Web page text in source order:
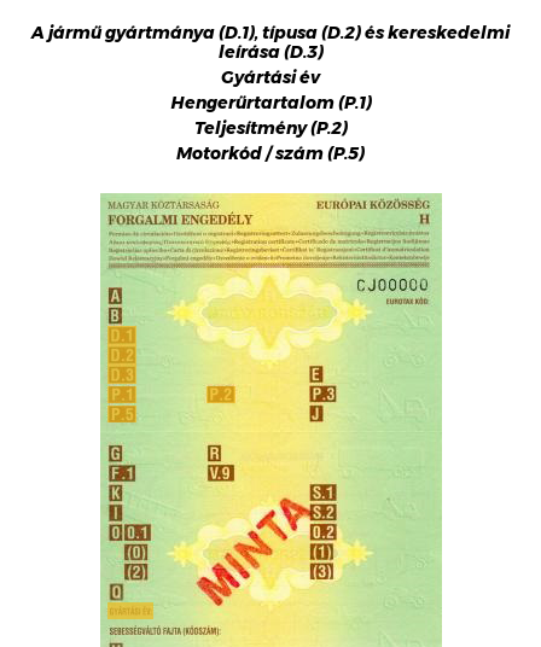
A jármű gyártmánya (D.1), típusa (D.2) és kereskedelmi
leírása (D.3)
Gyártási év
Hengerűrtartalom (P.1)
Teljesítmény (P.2)
Motorkód / szám (P.5)